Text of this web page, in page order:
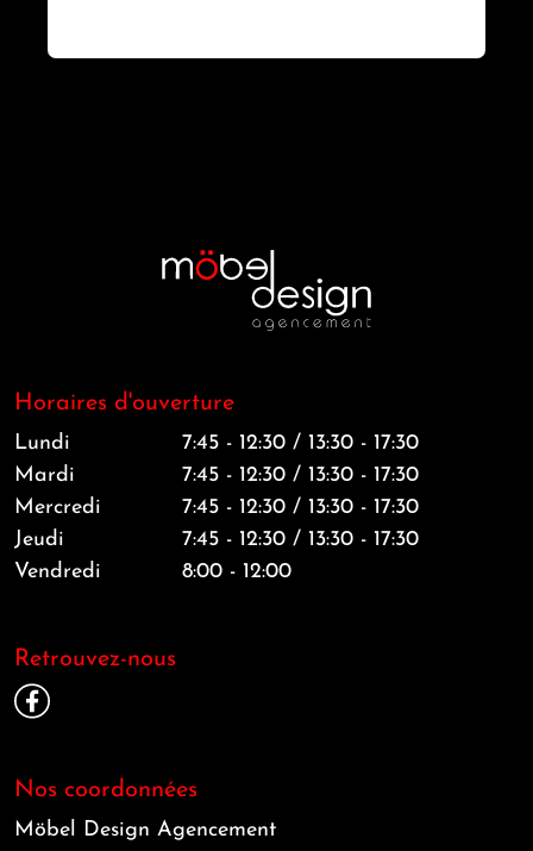
Horaires d'ouverture
Lundi
7:45 - 12:30 / 13:30 - 17:30
Mardi
7:45 - 12:30 / 13:30 - 17:30
Mercredi
7:45 - 12:30 / 13:30 - 17:30
Jeudi
7:45 - 12:30 / 13:30 - 17:30
Vendredi
8:00 - 12:00
Retrouvez-nous
Nos coordonnées
Möbel Design Agencement